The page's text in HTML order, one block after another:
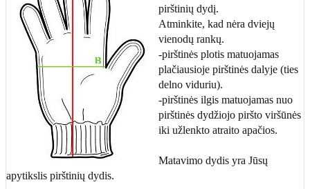
pirštinių dydį.
Atminkite, kad nėra dviejų
vienodų rankų.
-pirštinės plotis matuojamas
plačiausioje pirštinės dalyje (ties
delno viduriu).
-pirštinės ilgis matuojamas nuo
pirštinės dydžiojo piršto viršūnės
iki užlenkto atraito apačios.
Matavimo dydis yra Jūsų
apytikslis pirštinių dydis.